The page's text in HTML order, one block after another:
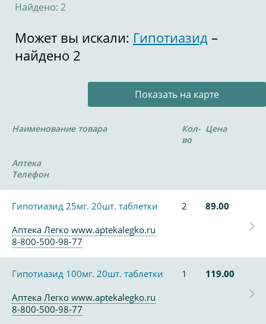
Найдено: 2
Может вы искали: Гипотиазид –
найдено 2
Показать на карте
Наименование товара
Кол-
во
Цена
Аптека
Телефон
Гипотиазид 25мг. 20шт. таблетки 2
89.00
Аптека Легко www.aptekalegko.ru
8-800-500-98-77
Гипотиазид 100мг. 20шт. таблетки 1
119.00
Аптека Легко www.aptekalegko.ru
8-800-500-98-77